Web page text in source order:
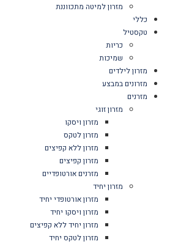
מזרון למיטה מתכווננת
כללי
טקסטיל
כריות
שמיכות
מזרון לילדים
מזרונים במבצע
מזרנים
מזרון זוגי
מזרון ויסקו
מזרון לטקס
מזרון ללא קפיצים
מזרון קפיצים
מזרנים אורטופדיים
מזרון יחיד
מזרון אורטופדי יחיד
מזרון ויסקו יחיד
מזרון יחיד ללא קפיצים
מזרון לטקס יחיד